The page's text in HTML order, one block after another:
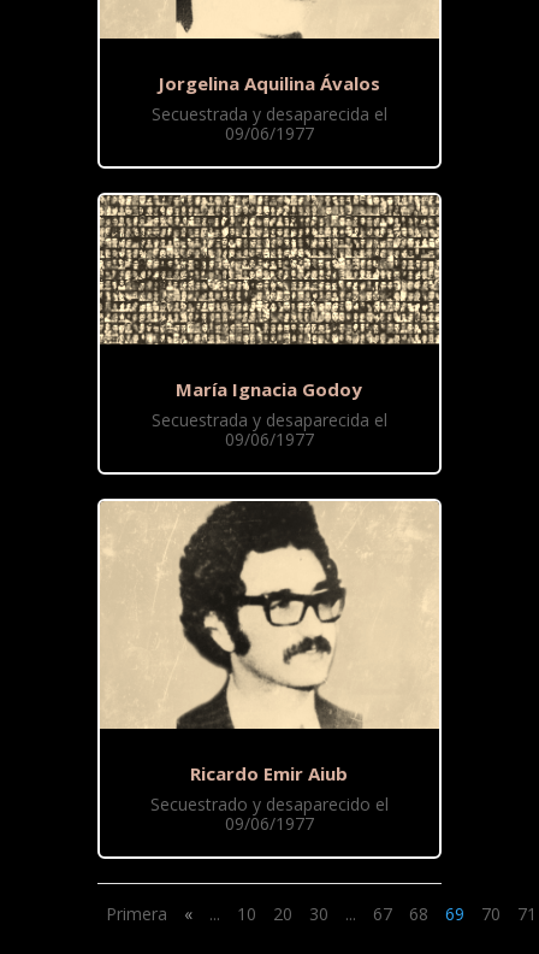
Jorgelina Aquilina Ávalos
Secuestrada y desaparecida el
09/06/1977
María Ignacia Godoy
Secuestrada y desaparecida el
09/06/1977
Ricardo Emir Aiub
Secuestrado y desaparecido el
09/06/1977
Primera « ... 10 20 30 ... 67 68 69 70 71